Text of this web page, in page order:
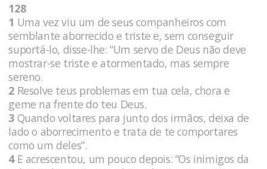
128
1 Uma vez viu um de seus companheiros com
semblante aborrecido e triste e, sem conseguir
suportá-lo, disse-lhe: “Um servo de Deus não deve
mostrar-se triste e atormentado, mas sempre
sereno.
2 Resolve teus problemas em tua cela, chora e
geme na frente do teu Deus.
3 Quando voltares para junto dos irmãos, deixa de
lado o aborrecimento e trata de te comportares
como um deles”.
4E acrescentou, um pouco depois: “Os inimigos da